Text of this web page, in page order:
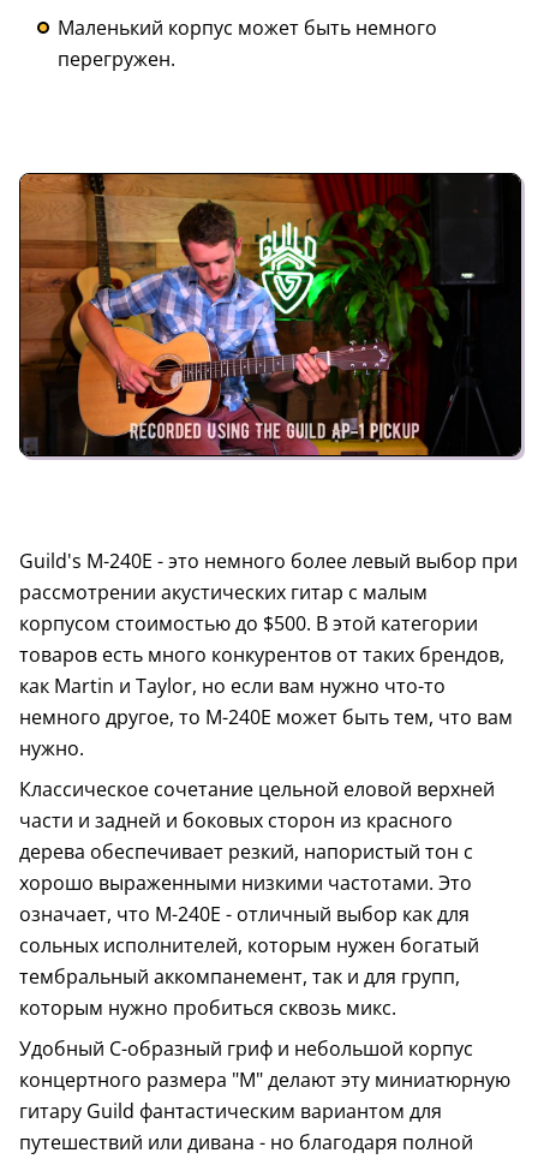
Маленький корпус может быть немного
перегружен.
Guild's M-240E - это немного более левый выбор при
рассмотрении акустических гитар с малым
корпусом стоимостью до $500. В этой категории
товаров есть много конкурентов от таких брендов,
как Martin и Taylor, но если вам нужно что-то
немного другое, то M-240E может быть тем, что вам
нужно.
Классическое сочетание цельной еловой верхней
части и задней и боковых сторон из красного
дерева обеспечивает резкий, напористый тон с
хорошо выраженными низкими частотами. Это
означает, что M-240E - отличный выбор как для
сольных исполнителей, которым нужен богатый
тембральный аккомпанемент, так и для групп,
которым нужно пробиться сквозь микс.
Удобный С-образный гриф и небольшой корпус
концертного размера "M" делают эту миниатюрную
гитару Guild фантастическим вариантом для
путешествий или дивана - но благодаря полной